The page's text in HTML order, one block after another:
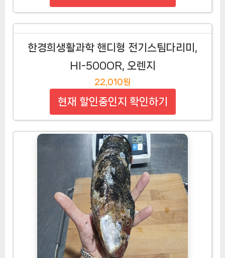
한경희생활과학 핸디형 전기스팀다리미,
HI-500OR, 오렌지
22,010원
현재 할인중인지 확인하기